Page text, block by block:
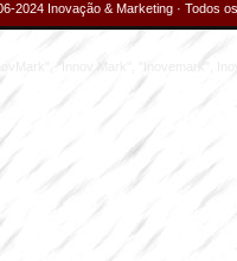
2024 Inovação & Marketing · Todos
"Innov Mark", "Inovemark",